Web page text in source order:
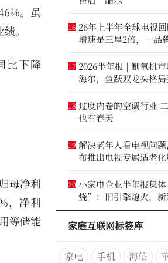
。虽
。
比下降
母净利
，净利
等储能
16 26年上半年全球电视
增速是三星2倍，一品
14.8%
17 2026半年报 | 制氧机市
海尔，鱼跃双龙头格
升数制氧市场进一步
18 过度内卷的空调行业
也有春天
19 解决老年人看电视问
布推出电视专属适老
20 小家电企业半年报集
烧”：旧引擎熄火，新
方？
家庭互联网标签库
家电 手机 海信